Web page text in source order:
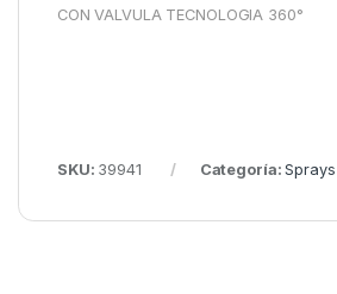
CON VALVULA TECNOLOGIA 360°
SKU: 39941 Categoría: